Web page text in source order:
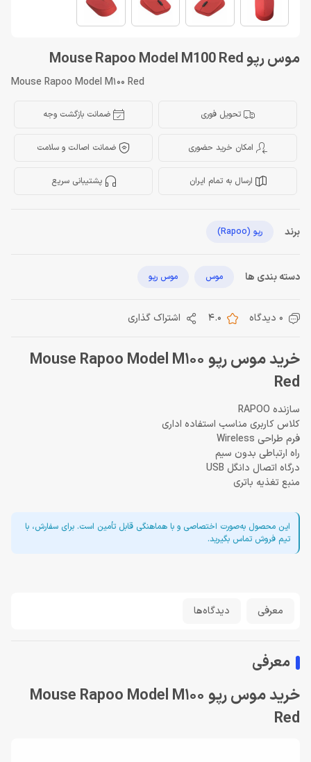
موس رپو Mouse Rapoo Model M100 Red
Mouse Rapoo Model M100 Red
تحویل فوری ضمانت بازگشت وجه
امکان خرید حضوری ضمانت اصالت و سلامت
ارسال به تمام ایران پشتیبانی سریع
برند رپو (Rapoo)
دسته بندی ها موس موس رپو
0 دیدگاه 4.0 اشتراک گذاری
خرید موس رپو Mouse Rapoo Model M100
Red
سازنده RAPOO
کلاس کاربری مناسب استفاده اداری
فرم طراحی Wireless
راه ارتباطی بدون سیم
درگاه اتصال دانگل USB
منبع تغذیه باتری
این محصول به‌صورت اختصاصی و با هماهنگی قابل تأمین است. برای سفارش، با
تیم فروش تماس بگیرید.
معرفی دیدگاه‌ها
معرفی
خرید موس رپو Mouse Rapoo Model M100
Red